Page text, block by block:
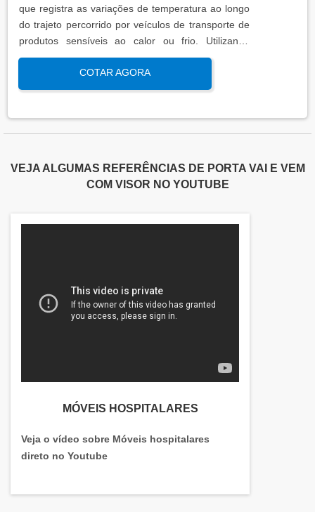
que registra as variações de temperatura ao longo
do trajeto percorrido por veículos de transporte de
produtos sensíveis ao calor ou frio. Utilizando
sensores calibrados e registradores de dados, essa
análise garante que os padrões térmicos estejam
dentro das faixas exigidas por normas regulatórias,
transportado.
COTAR AGORA
VEJA ALGUMAS REFERÊNCIAS DE PORTA VAI E VEM
COM VISOR NO YOUTUBE
MÓVEIS HOSPITALARES
Veja o vídeo sobre Móveis hospitalares
direto no Youtube